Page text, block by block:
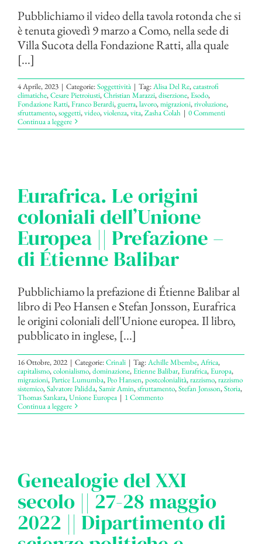
Pubblichiamo il video della tavola rotonda che si
è tenuta giovedì 9 marzo a Como, nella sede di
Villa Sucota della Fondazione Ratti, alla quale
[...]
4 Aprile, 2023 | Categorie:Soggettività | Tag:Alisa Del Re,catastrofi
climatiche,Cesare Pietroiusti,Christian Marazzi,diserzione,Esodo,
Fondazione Ratti,Franco Berardi,guerra,lavoro,migrazioni,rivoluzione,
sfruttamento,soggetti,video,violenza,vita,Zasha Colah | 0 Commenti
Continua a leggere
Eurafrica. Le origini
coloniali dell’Unione
Europea || Prefazione –
di Étienne Balibar
Pubblichiamo la prefazione di Étienne Balibar al
libro di Peo Hansen e Stefan Jonsson, Eurafrica
le origini coloniali dell'Unione europea. Il libro,
pubblicato in inglese, [...]
16 Ottobre, 2022 | Categorie:Crinali | Tag:Achille Mbembe,Africa,
capitalismo,colonialismo,dominazione,Etienne Balibar,Eurafrica,Europa,
migrazioni,Partice Lumumba,Peo Hansen,postcolonialità,razzismo,razzismo
sistemico,Salvatore Palidda,Samir Amin,sfruttamento,Stefan Jonsson,Storia,
Thomas Sankara,Unione Europea | 1 Commento
Continua a leggere
Genealogie del XXI
secolo || 27-28 maggio
2022 || Dipartimento di